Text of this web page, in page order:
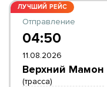
ЛУЧШИЙ РЕЙС
Отправление
04:50
11.08.2026
Верхний Мамон
(трасса)